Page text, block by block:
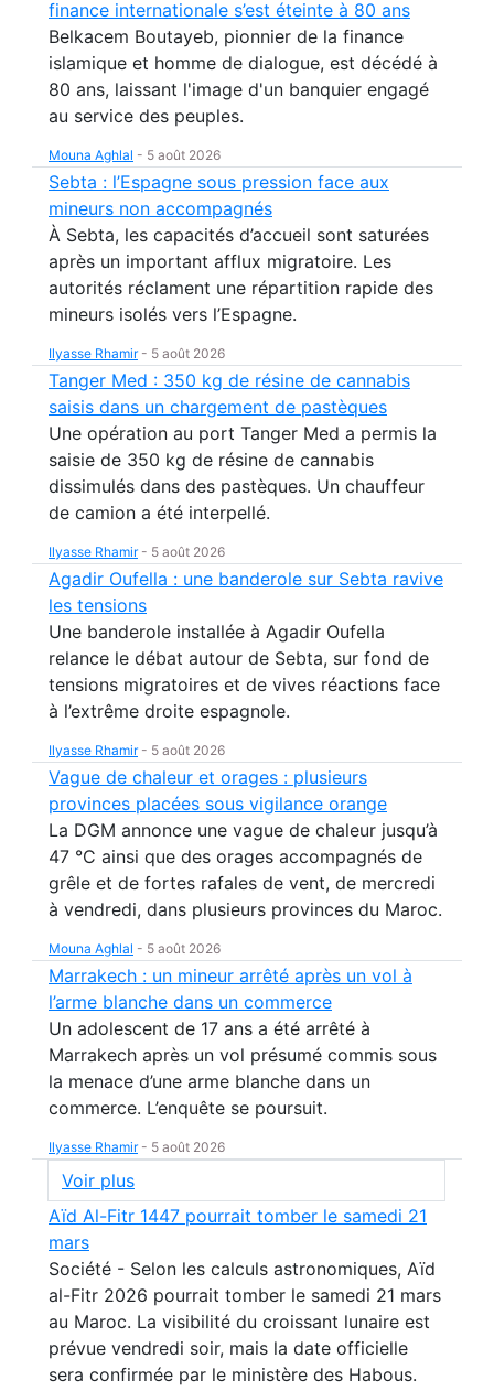
finance internationale s’est éteinte à 80 ans
Belkacem Boutayeb, pionnier de la finance
islamique et homme de dialogue, est décédé à
80 ans, laissant l'image d'un banquier engagé
au service des peuples.
Mouna Aghlal - 5 août 2026
Sebta : l’Espagne sous pression face aux
mineurs non accompagnés
À Sebta, les capacités d’accueil sont saturées
après un important afflux migratoire. Les
autorités réclament une répartition rapide des
mineurs isolés vers l’Espagne.
Ilyasse Rhamir- 5 août 2026
Tanger Med : 350 kg de résine de cannabis
saisis dans un chargement de pastèques
Une opération au port Tanger Med a permis la
saisie de 350 kg de résine de cannabis
dissimulés dans des pastèques. Un chauffeur
de camion a été interpellé.
Ilyasse Rhamir- 5 août 2026
Agadir Oufella : une banderole sur Sebta ravive
les tensions
Une banderole installée à Agadir Oufella
relance le débat autour de Sebta, sur fond de
tensions migratoires et de vives réactions face
à l’extrême droite espagnole.
Ilyasse Rhamir- 5 août 2026
Vague de chaleur et orages : plusieurs
provinces placées sous vigilance orange
La DGM annonce une vague de chaleur jusqu’à
47 °C ainsi que des orages accompagnés de
grêle et de fortes rafales de vent, de mercredi
à vendredi, dans plusieurs provinces du Maroc.
Mouna Aghlal - 5 août 2026
Marrakech : un mineur arrêté après un vol à
l’arme blanche dans un commerce
Un adolescent de 17 ans a été arrêté à
Marrakech après un vol présumé commis sous
la menace d’une arme blanche dans un
commerce. L’enquête se poursuit.
Ilyasse Rhamir- 5 août 2026
Voir plus
Aïd Al-Fitr 1447 pourrait tomber le samedi 21
mars
Société - Selon les calculs astronomiques, Aïd
al-Fitr 2026 pourrait tomber le samedi 21 mars
au Maroc. La visibilité du croissant lunaire est
prévue vendredi soir, mais la date officielle
sera confirmée par le ministère des Habous.